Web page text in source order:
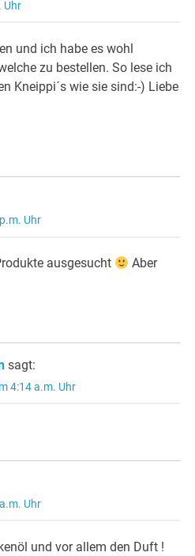
Uhr
und ich habe es wohl
zu bestellen. So lese ich
Kneippi´s wie sie sind:-) Liebe
Uhr
ausgesucht
Aber
sagt:
4:14 a.m. Uhr
Uhr
und vor allem den Duft !